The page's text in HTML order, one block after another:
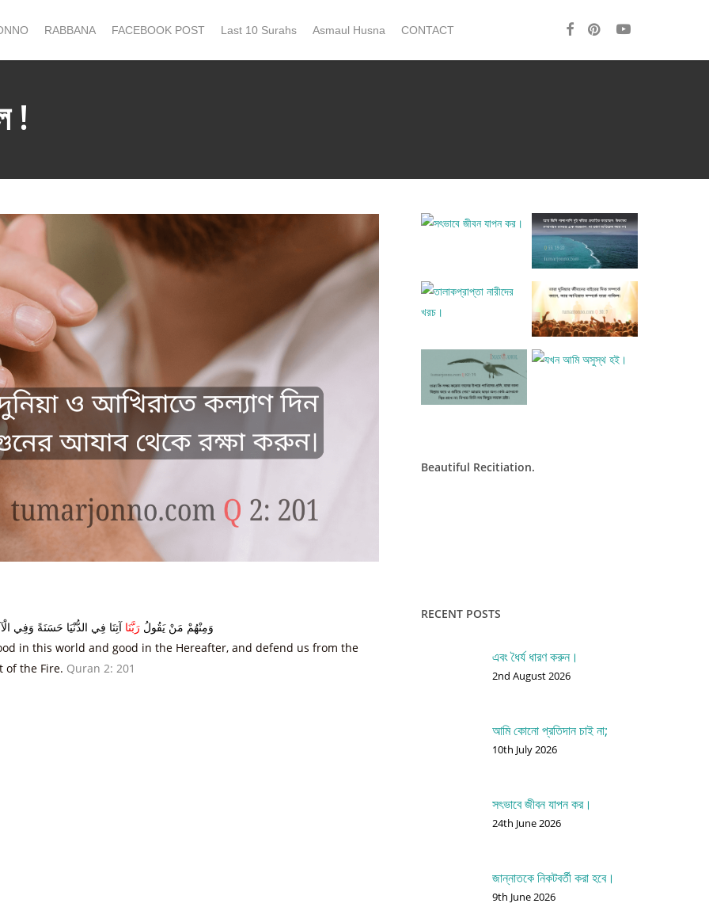
RABBANA FACEBOOK POST Last 10 Surahs Asmaul Husna CONTACT facebookpinterestyoutube
!
وَمِنْهُمْ مَنْ يَقُولُ رَبَّنَا آتِنَا فِي الدُّنْيَا حَسَنَةً وَفِي
in this world and good in the Hereafter, and defend us from the
of the Fire. Quran 2: 201
Beautiful Recitiation.
RECENT POSTS
এবং ধৈর্য ধারণ করুন।
2nd August 2026
আমি কোনো প্রতিদান চাই না;
10th July 2026
সৎভাবে জীবন যাপন কর।
24th June 2026
জান্নাতকে নিকটবর্তী করা হবে।
9th June 2026